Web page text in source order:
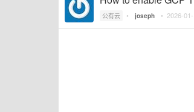
公有云 • joseph • 2026-